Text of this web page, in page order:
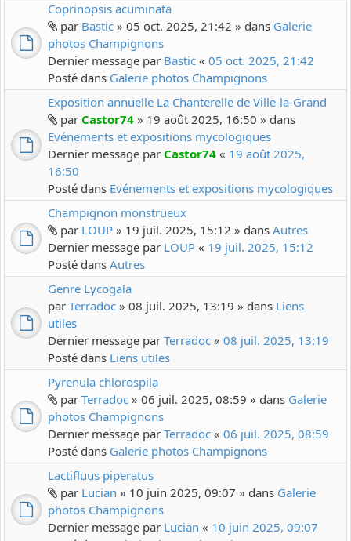
Coprinopsis acuminata
par Bastic » 05 oct. 2025, 21:42 » dans Galerie
photos Champignons
Dernier message par Bastic « 05 oct. 2025, 21:42
Posté dans Galerie photos Champignons
Exposition annuelle La Chanterelle de Ville-la-Grand
par Castor74 » 19 août 2025, 16:50 » dans
Evénements et expositions mycologiques
Dernier message par Castor74 « 19 août 2025,
16:50
Posté dans Evénements et expositions mycologiques
Champignon monstrueux
par LOUP » 19 juil. 2025, 15:12 » dans Autres
Dernier message par LOUP « 19 juil. 2025, 15:12
Posté dans Autres
Genre Lycogala
par Terradoc » 08 juil. 2025, 13:19 » dans Liens
utiles
Dernier message par Terradoc « 08 juil. 2025, 13:19
Posté dans Liens utiles
Pyrenula chlorospila
par Terradoc » 06 juil. 2025, 08:59 » dans Galerie
photos Champignons
Dernier message par Terradoc « 06 juil. 2025, 08:59
Posté dans Galerie photos Champignons
Lactifluus piperatus
par Lucian » 10 juin 2025, 09:07 » dans Galerie
photos Champignons
Dernier message par Lucian « 10 juin 2025, 09:07